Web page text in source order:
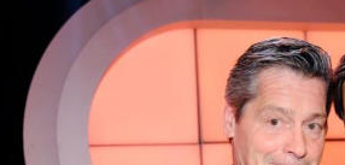
öffnen/schließen